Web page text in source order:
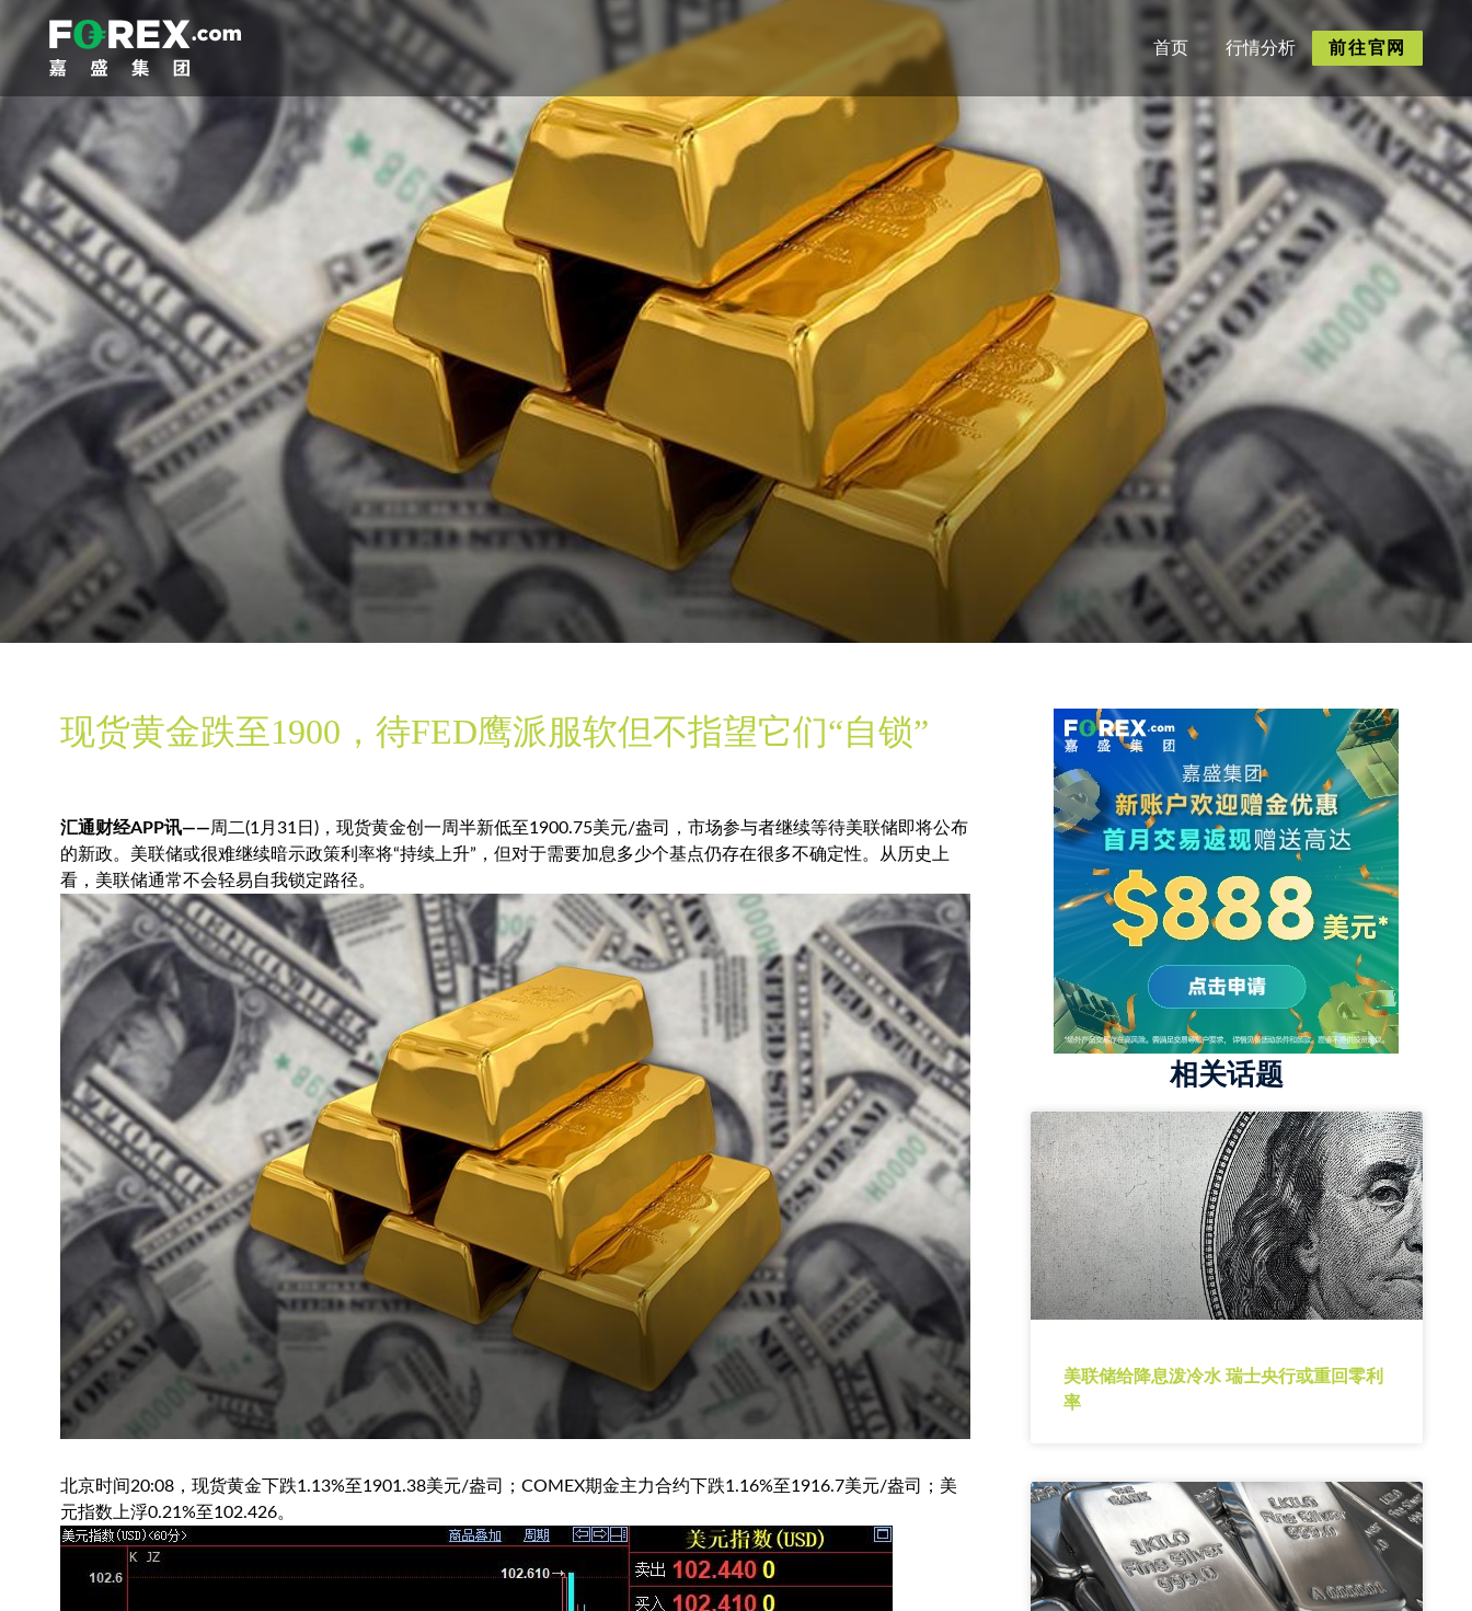
首页 行情分析 前往官网
现货黄金跌至1900，待FED鹰派服软但不指望它们“自锁”
汇通财经APP讯——周二(1月31日)， 现货黄金创一周半新低至1900.75美元/盎司，市场参与者继续等待美联储即将公布
的新政。美联储或很难继续暗示政策利率将“持续上升”，但对于需要加息多少个基点仍存在很多不确定性。从历史上
看，美联储通常不会轻易自我锁定路径。
北京时间20:08， 现货黄金 下跌1.13%至1901.38美元/盎司；COMEX期金主力合约下跌1.16%至1916.7美元/盎司； 美
元指数上浮0.21%至102.426。
相关话题
美联储给降息泼冷水 瑞士央行或重回零利
率